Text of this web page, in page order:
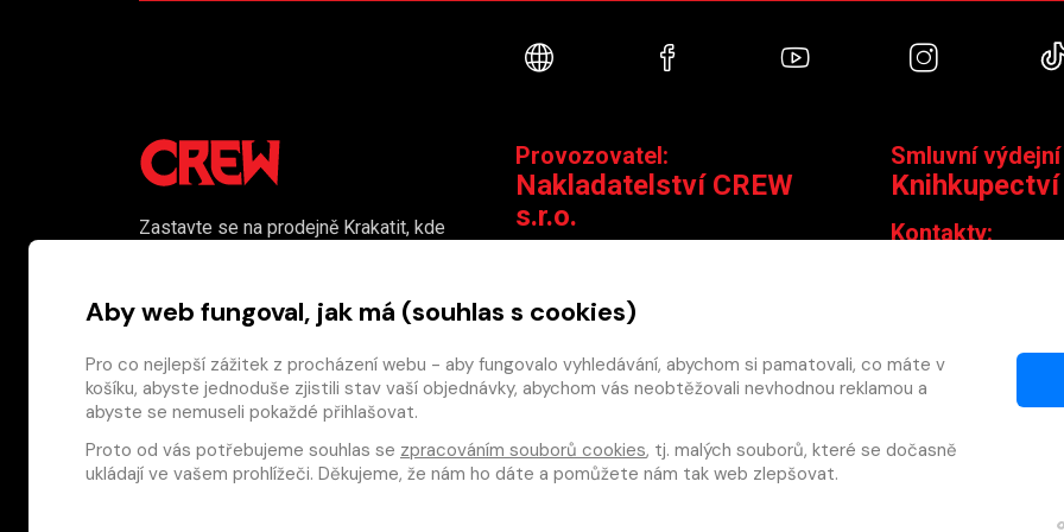
Webové stránkyFacebookYouTube
Zastavte se na prodejně Krakatit, kde
komiksu.
Prodejna je i naším smluvním výdejním
místem pro osobní odběr objednaného
zboží.
Nakladatelství CREW s.r.o. © 2026
Provozovatel:
Nakladatelství CREW
s.r.o.
Čáslavská 15/1793, 130 00 Praha 3
+420 603 580 756
Smluvní
Kontakty:
Otevírací doba:
9:30–18:30
SO
Aby web fungoval, jak má (souhlas s cookies)
Pro co nejlepší zážitek z procházení webu - aby fungovalo vyhledávání, abychom si pamatovali, co máte v
košíku, abyste jednoduše zjistili stav vaší objednávky, abychom vás neobtěžovali nevhodnou reklamou a
abyste se nemuseli pokaždé přihlašovat.
Proto od vás potřebujeme souhlas se zpracováním souborů cookies, tj. malých souborů, které se dočasně
ukládají ve vašem prohlížeči. Děkujeme, že nám ho dáte a pomůžete nám tak web zlepšovat.